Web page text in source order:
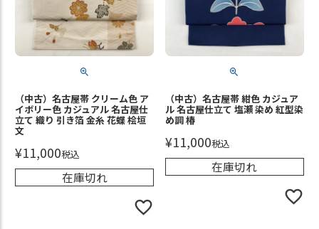
（中古）名古屋帯 クリーム色 ア
イボリー色 カジュアル 名古屋仕
立て 織り 引き箔 金糸 花蝶 桧垣
文
¥11,000税込
在庫切れ
（中古）名古屋帯 紺色 カジュア
ル 名古屋仕立て 塩瀬 染め 紅型染
め調 椿
¥11,000税込
在庫切れ